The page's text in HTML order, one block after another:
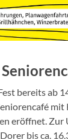
bereits ab
mit
eröffnet.
bis ca.